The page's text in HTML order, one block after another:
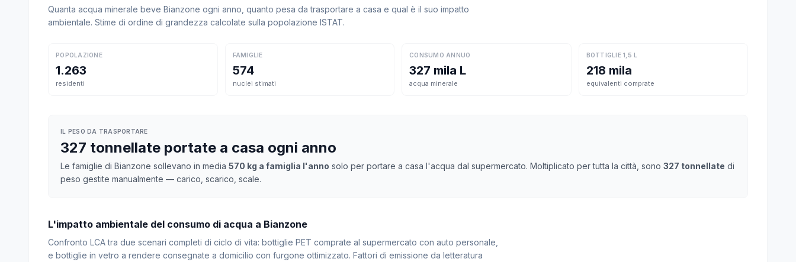
Quanta acqua minerale beve Bianzone ogni anno, quanto pesa da trasportare a casa e qual è il suo impatto
ambientale. Stime di ordine di grandezza calcolate sulla popolazione ISTAT.
POPOLAZIONE
1.263
residenti
FAMIGLIE
574
nuclei stimati
CONSUMO ANNUO
327 mila L
acqua minerale
BOTTIGLIE 1,5 L
218 mila
equivalenti comprate
IL PESO DA TRASPORTARE
327 tonnellate portate a casa ogni anno
Le famiglie di Bianzone sollevano in media 570 kg a famiglia l'anno solo per portare a casa l'acqua dal supermercato. Moltiplicato per tutta la città, sono 327 tonnellate di
peso gestite manualmente — carico, scarico, scale.
L'impatto ambientale del consumo di acqua a Bianzone
Confronto LCA tra due scenari completi di ciclo di vita: bottiglie PET comprate al supermercato con auto personale,
e bottiglie in vetro a rendere consegnate a domicilio con furgone ottimizzato. Fattori di emissione da letteratura